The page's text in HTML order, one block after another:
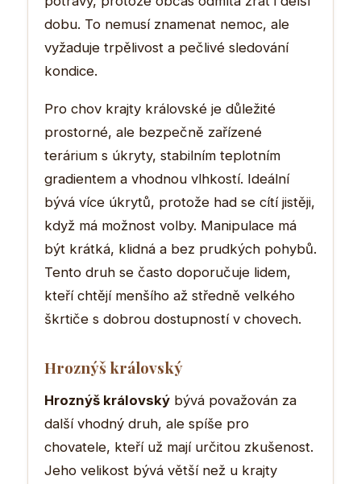
dobu. To nemusí znamenat nemoc, ale
vyžaduje trpělivost a pečlivé sledování
kondice.
Pro chov krajty královské je důležité
prostorné, ale bezpečně zařízené
terárium s úkryty, stabilním teplotním
gradientem a vhodnou vlhkostí. Ideální
bývá více úkrytů, protože had se cítí jistěji,
když má možnost volby. Manipulace má
být krátká, klidná a bez prudkých pohybů.
Tento druh se často doporučuje lidem,
kteří chtějí menšího až středně velkého
škrtiče s dobrou dostupností v chovech.
Hroznýš královský
Hroznýš královský bývá považován za
další vhodný druh, ale spíše pro
chovatele, kteří už mají určitou zkušenost.
Jeho velikost bývá větší než u krajty